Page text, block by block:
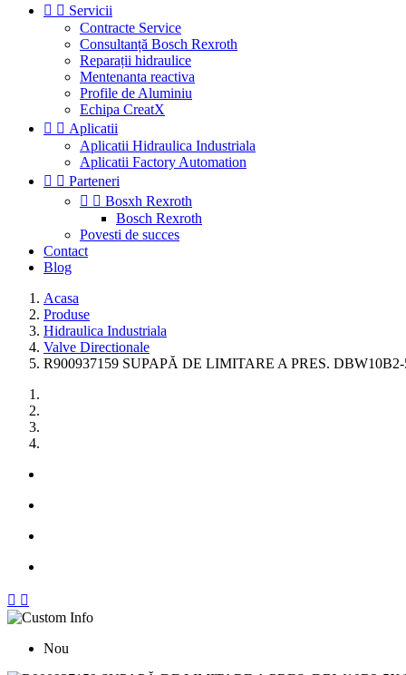
  Servicii
Contracte Service
Consultanță Bosch Rexroth
Reparații hidraulice
Mentenanta reactiva
Profile de Aluminiu
Echipa CreatX
  Aplicatii
Aplicatii Hidraulica Industriala
Aplicatii Factory Automation
  Parteneri
  Bosxh Rexroth
Bosch Rexroth
Povesti de succes
Contact
Blog
Acasa
Produse
Hidraulica Industriala
Valve Directionale
R900937159 SUPAPĂ DE LIMITARE A PRES.
 
Nou